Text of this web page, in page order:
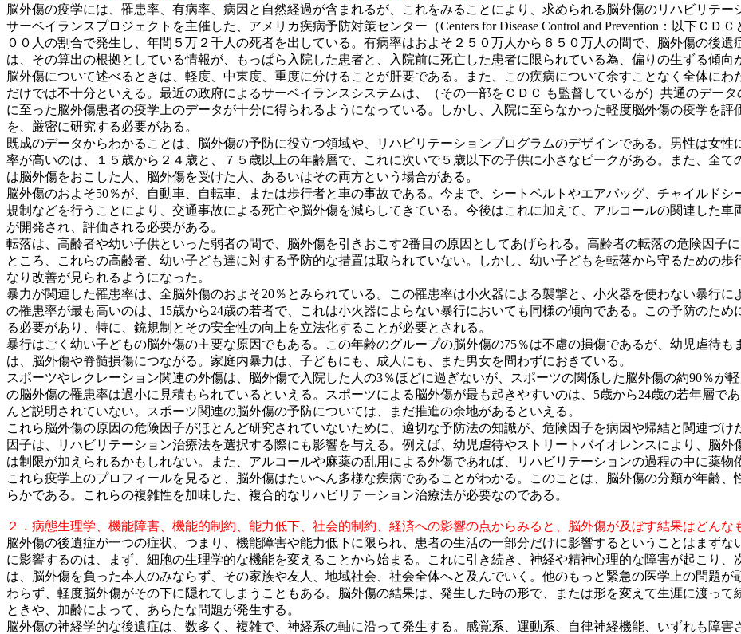
脳外傷の疫学には、罹患率、有病率、病因と自然経過が含まれるが、これをみることにより、求められる脳外傷のリハビリテ
サーベイランスプロジェクトを主催した、アメリカ疾病予防対策センター（Centers for Disease Control and Prevention：以下ＣＤ
００人の割合で発生し、年間５万２千人の死者を出している。有病率はおよそ２５０万人から６５０万人の間で、脳外傷の後
は、その算出の根拠としている情報が、もっぱら入院した患者と、入院前に死亡した患者に限られている為、偏りの生ずる傾向
脳外傷について述べるときは、軽度、中東度、重度に分けることが肝要である。また、この疾病について余すことなく全体に
だけでは不十分といえる。最近の政府によるサーベイランスシステムは、（その一部をＣＤＣ も監督しているが）共通のデー
に至った脳外傷患者の疫学上のデータが十分に得られるようになっている。しかし、入院に至らなかった軽度脳外傷の疫学を
を、厳密に研究する必要がある。
既成のデータからわかることは、脳外傷の予防に役立つ領域や、リハビリテーションプログラムのデザインである。男性は女
率が高いのは、１５歳から２４歳と、７５歳以上の年齢層で、これに次いで５歳以下の子供に小さなピークがある。また、全
は脳外傷をおこした人、脳外傷を受けた人、あるいはその両方という場合がある。
脳外傷のおよそ50％が、自動車、自転車、または歩行者と車の事故である。今まで、シートベルトやエアバッグ、チャイルド
規制などを行うことにより、交通事故による死亡や脳外傷を減らしてきている。今後はこれに加えて、アルコールの関連した
が開発され、評価される必要がある。
転落は、高齢者や幼い子供といった弱者の間で、脳外傷を引きおこす2番目の原因としてあげられる。高齢者の転落の危険因子
ところ、これらの高齢者、幼い子ども達に対する予防的な措置は取られていない。しかし、幼い子どもを転落から守るための
なり改善が見られるようになった。
暴力が関連した罹患率は、全脳外傷のおよそ20％とみられている。この罹患率は小火器による襲撃と、小火器を使わない暴行
の罹患率が最も高いのは、15歳から24歳の若者で、これは小火器によらない暴行においても同様の傾向である。この予防のた
る必要があり、特に、銃規制とその安全性の向上を立法化することが必要とされる。
暴行はごく幼い子どもの脳外傷の主要な原因でもある。この年齢のグループの脳外傷の75％は不慮の損傷であるが、幼児虐待
は、脳外傷や脊髄損傷につながる。家庭内暴力は、子どもにも、成人にも、また男女を問わずにおきている。
スポーツやレクレーション関連の外傷は、脳外傷で入院した人の3％ほどに過ぎないが、スポーツの関係した脳外傷の約90％が
の脳外傷の罹患率は過小に見積もられているといえる。スポーツによる脳外傷が最も起きやすいのは、5歳から24歳の若年層で
んど説明されていない。スポーツ関連の脳外傷の予防については、まだ推進の余地があるといえる。
これら脳外傷の原因の危険因子がほとんど研究されていないために、適切な予防法の知識が、危険因子を病因や帰結と関連づ
因子は、リハビリテーション治療法を選択する際にも影響を与える。例えば、幼児虐待やストリートバイオレンスにより、脳
は制限が加えられるかもしれない。また、アルコールや麻薬の乱用による外傷であれば、リハビリテーションの過程の中に薬物
これら疫学上のプロフィールを見ると、脳外傷はたいへん多様な疾病であることがわかる。このことは、脳外傷の分類が年齢
らかである。これらの複雑性を加味した、複合的なリハビリテーション治療法が必要なのである。
２．病態生理学、機能障害、機能的制約、能力低下、社会的制約、経済への影響の点からみると、脳外傷が及ぼす結果はどんな
脳外傷の後遺症が一つの症状、つまり、機能障害や能力低下に限られ、患者の生活の一部分だけに影響するということはまず
に影響するのは、まず、細胞の生理学的な機能を変えることから始まる。これに引き続き、神経や精神心理的な障害が起こり
は、脳外傷を負った本人のみならず、その家族や友人、地域社会、社会全体へと及んでいく。他のもっと緊急の医学上の問題
わらず、軽度脳外傷がその下に隠れてしまうこともある。脳外傷の結果は、発生した時の形で、または形を変えて生涯に渡っ
ときや、加齢によって、あらたな問題が発生する。
脳外傷の神経学的な後遺症は、数多く、複雑で、神経系の軸に沿って発生する。感覚系、運動系、自律神経機能、いずれも障